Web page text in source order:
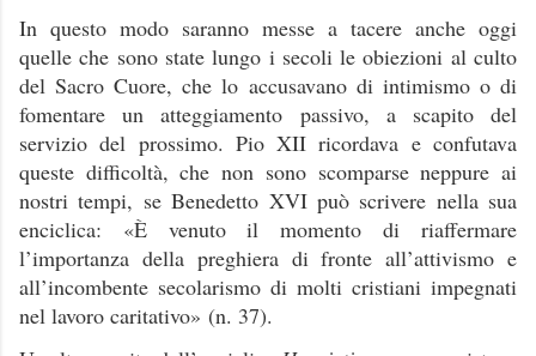
In questo modo saranno messe a tacere anche oggi
quelle che sono state lungo i secoli le obiezioni al culto
del Sacro Cuore, che lo accusavano di intimismo o di
fomentare un atteggiamento passivo, a scapito del
servizio del prossimo. Pio XII ricordava e confutava
queste difficoltà, che non sono scomparse neppure ai
nostri tempi, se Benedetto XVI può scrivere nella sua
enciclica: «È venuto il momento di riaffermare
l’importanza della preghiera di fronte all’attivismo e
all’incombente secolarismo di molti cristiani impegnati
nel lavoro caritativo» (n. 37).